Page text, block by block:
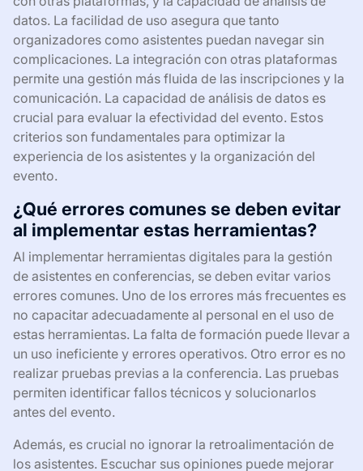
datos. La facilidad de uso asegura que tanto
organizadores como asistentes puedan navegar sin
complicaciones. La integración con otras plataformas
permite una gestión más fluida de las inscripciones y la
comunicación. La capacidad de análisis de datos es
crucial para evaluar la efectividad del evento. Estos
criterios son fundamentales para optimizar la
experiencia de los asistentes y la organización del
evento.
¿Qué errores comunes se deben evitar
al implementar estas herramientas?
Al implementar herramientas digitales para la gestión
de asistentes en conferencias, se deben evitar varios
errores comunes. Uno de los errores más frecuentes es
no capacitar adecuadamente al personal en el uso de
estas herramientas. La falta de formación puede llevar a
un uso ineficiente y errores operativos. Otro error es no
realizar pruebas previas a la conferencia. Las pruebas
permiten identificar fallos técnicos y solucionarlos
antes del evento.
Además, es crucial no ignorar la retroalimentación de
los asistentes. Escuchar sus opiniones puede mejorar